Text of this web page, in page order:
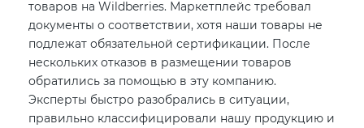
товаров на Wildberries. Маркетплейс требовал
документы о соответствии, хотя наши товары не
подлежат обязательной сертификации. После
нескольких отказов в размещении товаров
обратились за помощью в эту компанию.
Эксперты быстро разобрались в ситуации,
правильно классифицировали нашу продукцию и